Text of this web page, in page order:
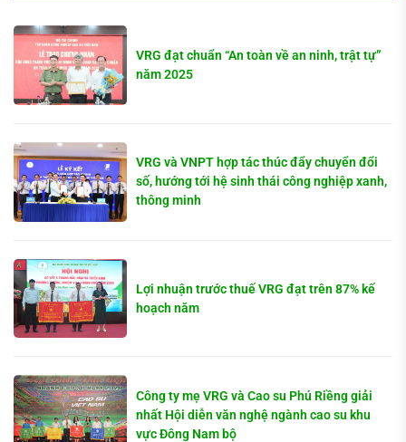
VRG đạt chuẩn “An toàn về an ninh, trật tự”
năm 2025
VRG và VNPT hợp tác thúc đẩy chuyển đổi
số, hướng tới hệ sinh thái công nghiệp xanh,
thông minh
Lợi nhuận trước thuế VRG đạt trên 87% kế
hoạch năm
Công ty mẹ VRG và Cao su Phú Riềng giải
nhất Hội diễn văn nghệ ngành cao su khu
vực Đông Nam bộ